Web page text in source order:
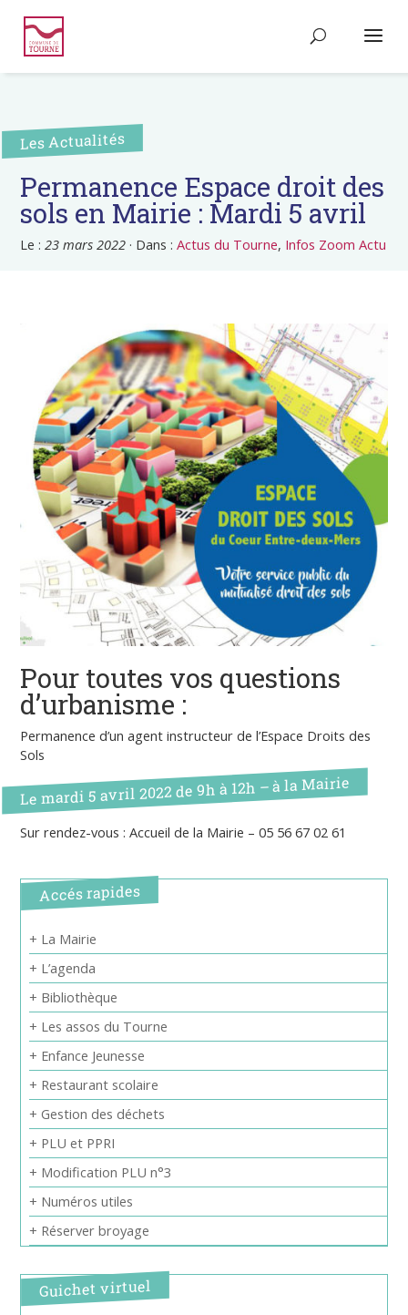
Les Actualités
Permanence Espace droit des
sols en Mairie : Mardi 5 avril
Le :23 mars 2022 · Dans :Actus du Tourne, Infos Zoom Actu
Pour toutes vos questions
d’urbanisme :
Permanence d’un agent instructeur de l’Espace Droits des
Sols
Le mardi 5 avril 2022 de 9h à 12h – à la Mairie
Sur rendez-vous : Accueil de la Mairie – 05 56 67 02 61
Accés rapides
+ La Mairie
+ L’agenda
+ Bibliothèque
+ Les assos du Tourne
+ Enfance Jeunesse
+ Restaurant scolaire
+ Gestion des déchets
+ PLU et PPRI
+ Modification PLU n°3
+ Numéros utiles
+ Réserver broyage
Guichet virtuel